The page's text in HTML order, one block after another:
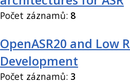
Počet záznamů: 8
OpenASR20 and Low
Development
Počet záznamů: 3